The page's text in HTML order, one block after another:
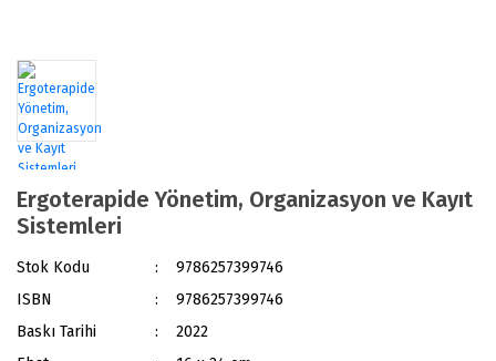
Ergoterapide Yönetim, Organizasyon ve Kayıt
Sistemleri
Stok Kodu
9786257399746
ISBN
9786257399746
Baskı Tarihi
2022